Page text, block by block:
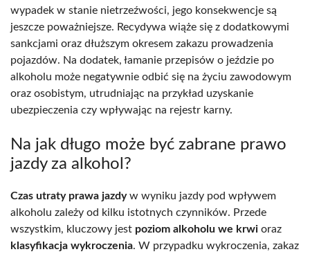
wypadek w stanie nietrzeźwości, jego konsekwencje są
jeszcze poważniejsze. Recydywa wiąże się z dodatkowymi
sankcjami oraz dłuższym okresem zakazu prowadzenia
pojazdów. Na dodatek, łamanie przepisów o jeździe po
alkoholu może negatywnie odbić się na życiu zawodowym
oraz osobistym, utrudniając na przykład uzyskanie
ubezpieczenia czy wpływając na rejestr karny.
Na jak długo może być zabrane prawo
jazdy za alkohol?
Czas utraty prawa jazdyw wyniku jazdy pod wpływem
alkoholu zależy od kilku istotnych czynników. Przede
wszystkim, kluczowy jest poziom alkoholu we krwi oraz
klasyfikacja wykroczenia. W przypadku wykroczenia, zakaz